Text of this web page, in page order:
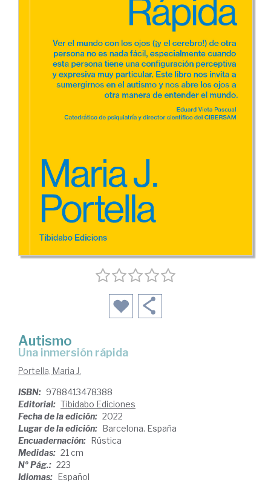
Autismo
una inmersión rápida
Portella, Maria J.
ISBN: 9788413478388
Editorial: Tibidabo Ediciones
Fecha de la edición: 2022
Lugar de la edición: Barcelona. España
Encuadernación: Rústica
Medidas: 21 cm
Nº Pág.: 223
Idiomas: Español